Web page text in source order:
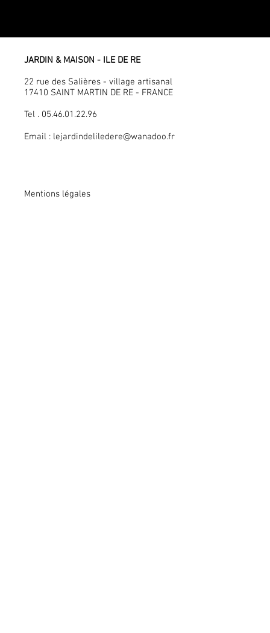
JARDIN & MAISON - ILE DE RE
22 rue des Salières - village artisanal
17410 SAINT MARTIN DE RE - FRANCE
Tel . 05.46.01.22.96
Email : lejardindeliledere@wanadoo.fr
Mentions légales